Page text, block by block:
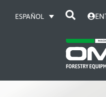
ESPAÑOL